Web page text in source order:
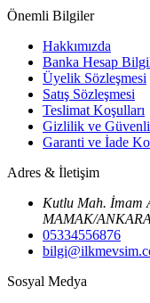
Önemli Bilgiler
Hakkımızda
Banka Hesap
Üyelik Sözleşmesi
Satış Sözleşmesi
Teslimat Koşulları
Gizlilik ve
Garanti ve İade
Adres & İletişim
Kutlu Mah. İmam
MAMAK/ANKARA
05334556876
Sosyal Medya